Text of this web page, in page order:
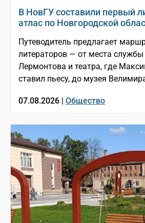
В НовГУ составили первый
атлас по Новгородской
Путеводитель предлагает
литераторов — от места
Лермонтова и театра, где
ставил пьесу, до музея
07.08.2026 | Общество